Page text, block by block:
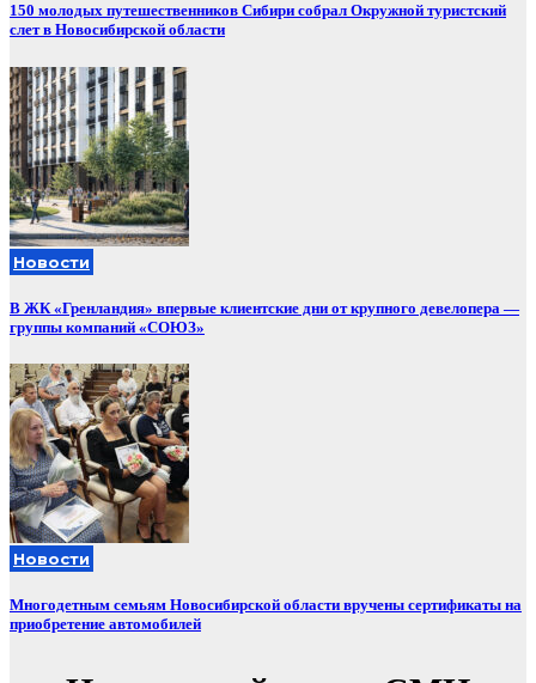
150 молодых путешественников Сибири собрал Окружной туристский
слет в Новосибирской области
Новости
В ЖК «Гренландия» впервые клиентские дни от крупного девелопера —
группы компаний «СОЮЗ»
Новости
Многодетным семьям Новосибирской области вручены сертификаты на
приобретение автомобилей